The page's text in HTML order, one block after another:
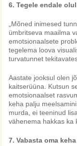
6. Tegele endale
„Mõned inimesed
ümbritseva maailma
emotsionaalsete
tegelema loova
turvatunnet
Aastate jooksul olen
kaitserüüna. Kutsun
emotsionaalset
keha palju
murda, ei teeninud
vähenema hakkas ka
7. Vabasta oma